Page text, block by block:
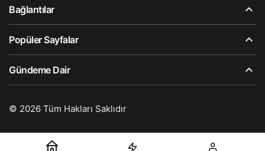
Bağlantılar
Popüler Sayfalar
Gündeme Dair
© 2026 Tüm Hakları Saklıdır